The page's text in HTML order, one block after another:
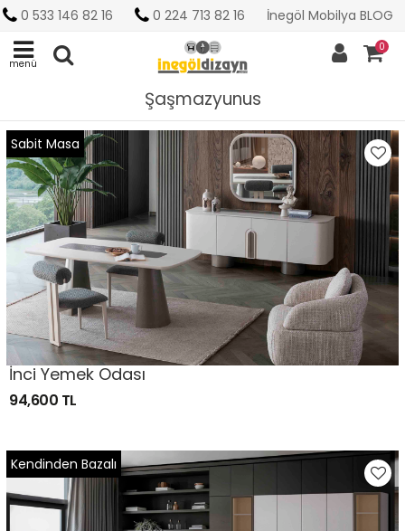
0 533 146 82 16 0 224 713 82 16 İnegöl Mobilya BLOG
menü
0
Şaşmazyunus
Sabit Masa
İnci Yemek Odası
94,600 TL
Kendinden Bazalı